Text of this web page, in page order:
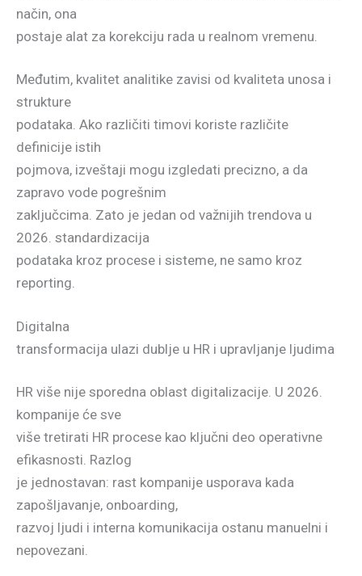
način, ona
postaje alat za korekciju rada u realnom vremenu.
Međutim, kvalitet analitike zavisi od kvaliteta unosa i
strukture
podataka. Ako različiti timovi koriste različite
definicije istih
pojmova, izveštaji mogu izgledati precizno, a da
zapravo vode pogrešnim
zaključcima. Zato je jedan od važnijih trendova u
2026. standardizacija
podataka kroz procese i sisteme, ne samo kroz
reporting.
Digitalna
transformacija ulazi dublje u HR i upravljanje ljudima
HR više nije sporedna oblast digitalizacije. U 2026.
kompanije će sve
više tretirati HR procese kao ključni deo operativne
efikasnosti. Razlog
je jednostavan: rast kompanije usporava kada
zapošljavanje, onboarding,
razvoj ljudi i interna komunikacija ostanu manuelni i
nepovezani.